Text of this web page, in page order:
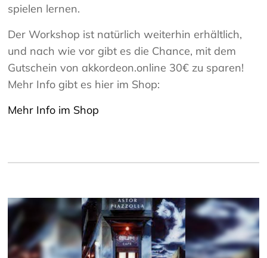
spielen lernen.
Der Workshop ist natürlich weiterhin erhältlich,
und nach wie vor gibt es die Chance, mit dem
Gutschein von akkordeon.online 30€ zu sparen!
Mehr Info gibt es hier im Shop:
Mehr Info im Shop